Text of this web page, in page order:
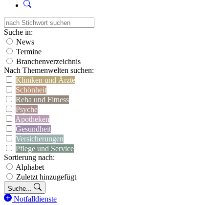
Suche in:
News
Termine
Branchenverzeichnis
Nach Themenwelten suchen:
Kliniken und Ärzte
Schönheit
Reha und Fitness
Psyche
Apotheken
Gesundheit
Versicherungen
Pflege und Service
Sortierung nach:
Alphabet
Zuletzt hinzugefügt
Suche...
Notfalldienste